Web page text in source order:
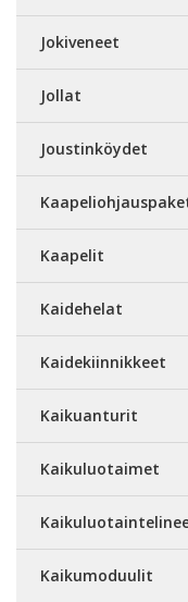
Jokiveneet
Jollat
Joustinköydet
Kaapelit
Kaidehelat
Kaidekiinnikkeet
Kaikuanturit
Kaikuluotaimet
Kaikumoduulit